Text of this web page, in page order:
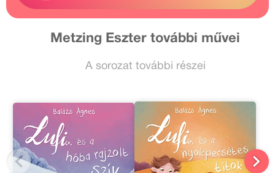
Metzing Eszter további művei
A sorozat további részei